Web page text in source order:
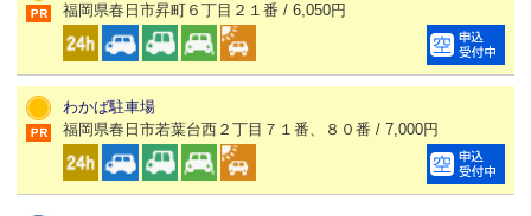
福岡県春日市昇町６丁目２１番 / 6,050円
わかば駐車場
福岡県春日市若葉台西２丁目７１番、８０番 / 7,000円